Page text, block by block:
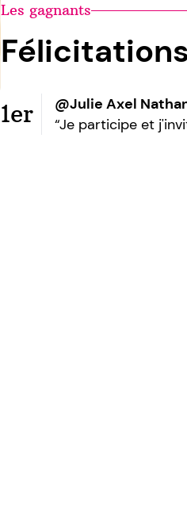
Les gagnants
Félicitations
1er
@Julie Axel
“Je participe et